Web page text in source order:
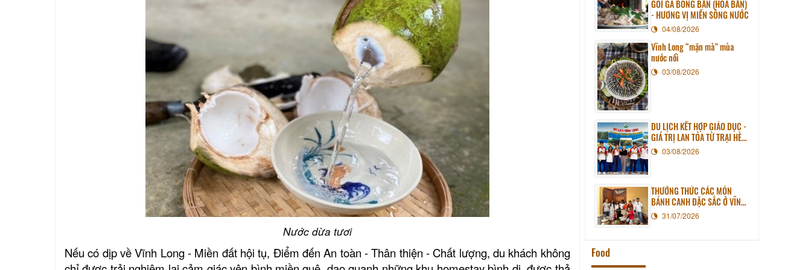
Nước dừa tươi
Nếu có dịp về Vĩnh Long - Miền đất hội tụ, Điểm đến An toàn - Thân thiện - Chất lượng, du khách không
GỎI GÀ BÔNG BẦN (HOA BẦN)
- HƯƠNG VỊ MIỀN SÔNG NƯỚC
04/08/2026
Vĩnh Long “mặn mà” mùa
nước nổi
03/08/2026
DU LỊCH KẾT HỢP GIÁO DỤC -
GIÁ TRỊ LAN TỎA TỪ TRẠI HÈ
PHƯƠNG NAM NĂM 2026
03/08/2026
THƯỞNG THỨC CÁC MÓN
BÁNH CANH ĐẶC SẮC Ở VĨNH
LONG31/07/2026
Food